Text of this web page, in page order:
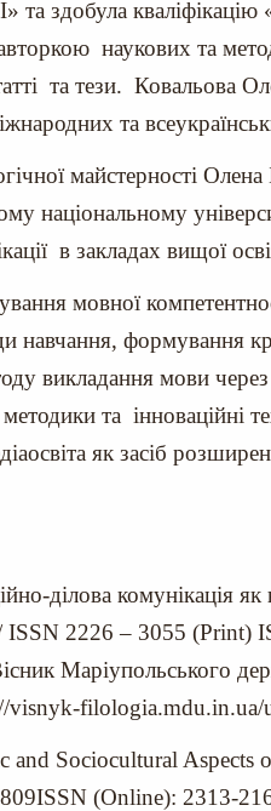
здобула кваліфікацію
наукових та
та тези. Ковальова
та
майстерності
національному
в закладах вищої
мовної
навчання, формування
викладання мови
та інноваційні
як засіб
ділова комунікація
ISSN 2226 – 3055
Маріупольського
visnyk-
Sociocultural Aspects
(Online): 2313-